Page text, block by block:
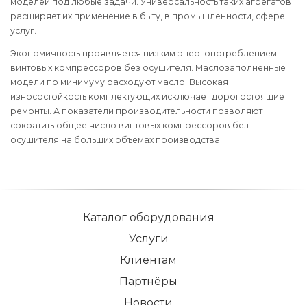
расширяет их применение в быту, в промышленности, сфере
услуг.
Экономичность проявляется низким энергопотреблением
винтовых компрессоров без осушителя. Маслозаполненные
модели по минимуму расходуют масло. Высокая
износостойкость комплектующих исключает дорогостоящие
ремонты. А показатели производительности позволяют
сократить общее число винтовых компрессоров без
осушителя на больших объемах производства.
Каталог оборудования
Услуги
Клиентам
Партнёры